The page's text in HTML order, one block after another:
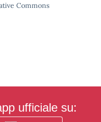
Commons
ufficiale su: